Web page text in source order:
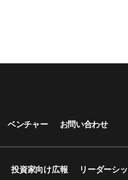
ベンチャー お問い合わせ
投資家向け広報 リーダーシ